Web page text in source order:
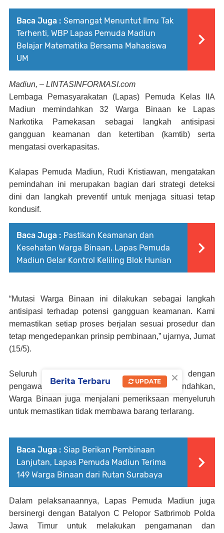
Baca Juga : Semangat Menuntut Ilmu Tak
Terhenti, WBP Lapas Pemuda Madiun
Belajar Matematika Bersama Mahasiswa
UM
Madiun, – LINTASINFORMASI.com
Lembaga Pemasyarakatan (Lapas) Pemuda Kelas IIA
Madiun memindahkan 32 Warga Binaan ke Lapas
Narkotika Pamekasan sebagai langkah antisipasi
gangguan keamanan dan ketertiban (kamtib) serta
mengatasi overkapasitas.
Kalapas Pemuda Madiun, Rudi Kristiawan, mengatakan
pemindahan ini merupakan bagian dari strategi deteksi
dini dan langkah preventif untuk menjaga situasi tetap
kondusif.
Baca Juga : Pastikan Keamanan dan
Kesehatan Warga Binaan, Lapas Pemuda
Madiun Gelar Kontrol Keliling Blok Hunian
“Mutasi Warga Binaan ini dilakukan sebagai langkah
antisipasi terhadap potensi gangguan keamanan. Kami
memastikan setiap proses berjalan sesuai prosedur dan
tetap mengedepankan prinsip pembinaan,” ujarnya, Jumat
(15/5).
Seluruh proses pemindahan dilakukan dengan
pengawalan ketat oleh petugas. Sebelum dipindahkan,
Warga Binaan juga menjalani pemeriksaan menyeluruh
untuk memastikan tidak membawa barang terlarang.
Baca Juga : Siap Berikan Pembinaan
Lanjutan, Lapas Pemuda Madiun Terima
149 Warga Binaan dari Rutan Surabaya
Dalam pelaksanaannya, Lapas Pemuda Madiun juga
bersinergi dengan Batalyon C Pelopor Satbrimob Polda
Jawa Timur untuk melakukan pengamanan dan
×
Berita Terbaru UPDATE